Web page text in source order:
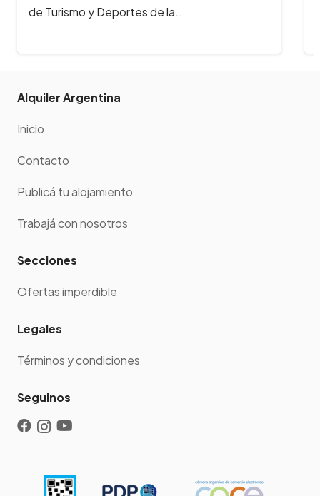
interior del país. Del 14 al 16 de…
Alquiler Argentina
Inicio
Contacto
Publicá tu alojamiento
Trabajá con nosotros
Secciones
Ofertas imperdible
Legales
Términos y condiciones
Seguinos